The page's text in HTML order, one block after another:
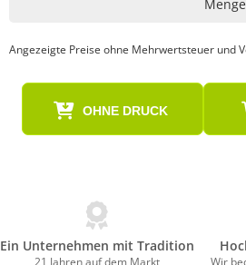
Angezeigte Preise ohne Mehrwertsteuer und
OHNE DRUCK
Ein Unternehmen mit Tradition
21 Jahren auf dem Markt Wir